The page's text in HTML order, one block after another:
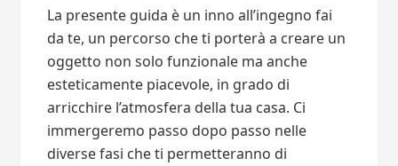
La presente guida è un inno all’ingegno fai
da te, un percorso che ti porterà a creare un
oggetto non solo funzionale ma anche
esteticamente piacevole, in grado di
arricchire l’atmosfera della tua casa. Ci
immergeremo passo dopo passo nelle
diverse fasi che ti permetteranno di